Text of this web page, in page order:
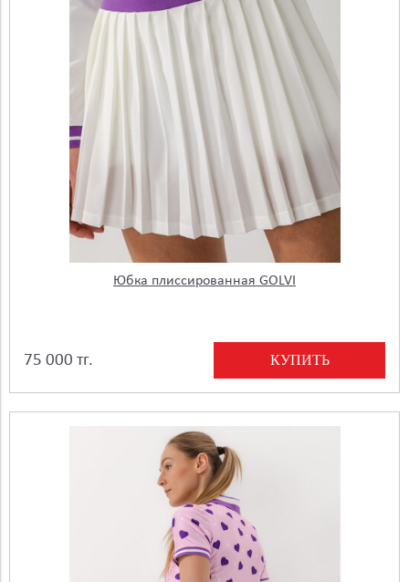
Юбка плиссированная GOLVI
75 000 тг. КУПИТЬ